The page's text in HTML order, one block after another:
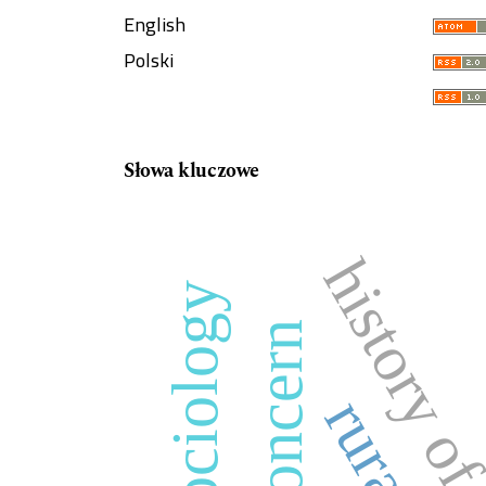
English
Polski
Słowa kluczowe
concern